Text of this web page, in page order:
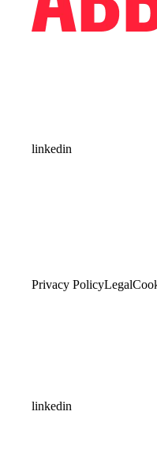
linkedin
Privacy PolicyLegal
linkedin